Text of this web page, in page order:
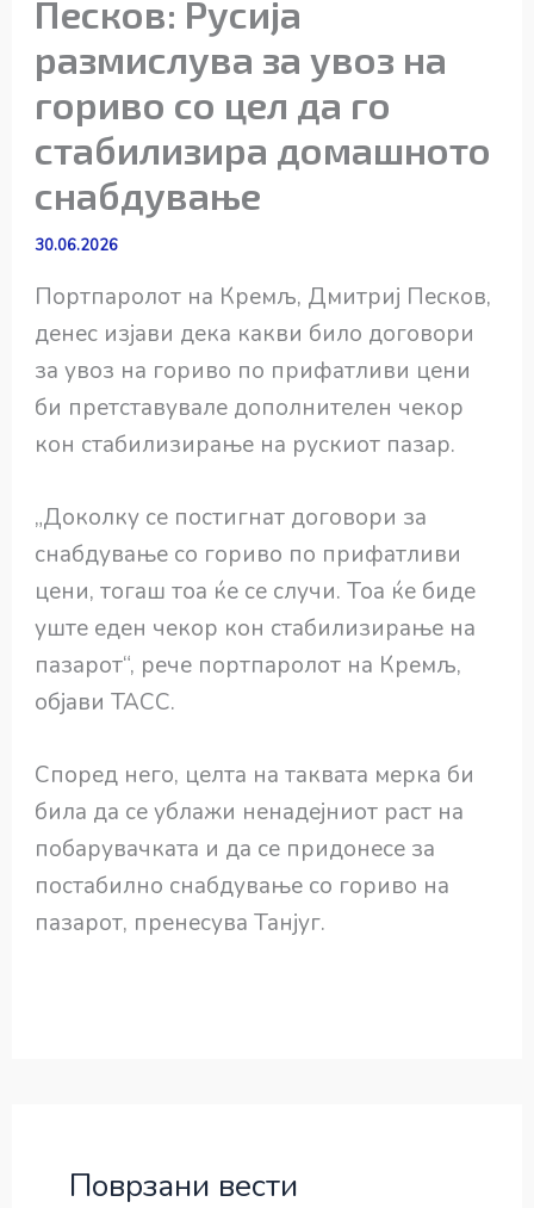
Песков: Русија
размислува за увоз на
гориво со цел да го
стабилизира домашното
снабдување
30.06.2026
Портпаролот на Кремљ, Дмитриј Песков,
денес изјави дека какви било договори
за увоз на гориво по прифатливи цени
би претставувале дополнителен чекор
кон стабилизирање на рускиот пазар.
„Доколку се постигнат договори за
снабдување со гориво по прифатливи
цени, тогаш тоа ќе се случи. Тоа ќе биде
уште еден чекор кон стабилизирање на
пазарот“, рече портпаролот на Кремљ,
објави ТАСС.
Според него, целта на таквата мерка би
била да се ублажи ненадејниот раст на
побарувачката и да се придонесе за
постабилно снабдување со гориво на
пазарот, пренесува Танјуг.
Поврзани вести